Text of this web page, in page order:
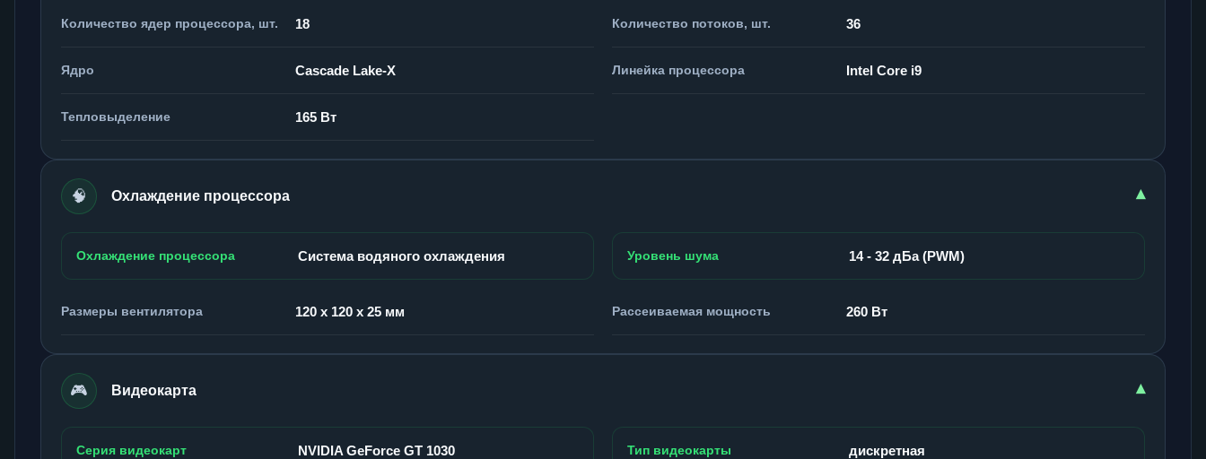
Количество ядер процессора, шт. 18 Количество потоков, шт. 36
Ядро Cascade Lake-X Линейка процессора Intel Core i9
Тепловыделение 165 Вт
🧠 Охлаждение процессора ▾
Охлаждение процессора Система водяного охлаждения Уровень шума 14 - 32 дБа (PWM)
Размеры вентилятора 120 x 120 x 25 мм Рассеиваемая мощность 260 Вт
🎮 Видеокарта ▾
Серия видеокарт NVIDIA GeForce GT 1030 Тип видеокарты дискретная